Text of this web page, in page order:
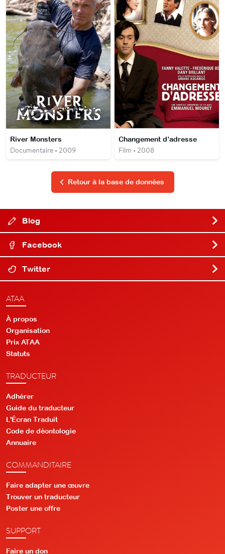
River Monsters
Documentaire • 2009
Changement d’adresse
Film • 2008
Retour à la base de données
Blog
Facebook
Twitter
ATAA
À propos
Organisation
Prix ATAA
Statuts
TRADUCTEUR
Adhérer
Guide du traducteur
L'Écran Traduit
Code de déontologie
Annuaire
COMMANDITAIRE
Faire adapter une œuvre
Trouver un traducteur
Poster une offre
SUPPORT
Faire un don